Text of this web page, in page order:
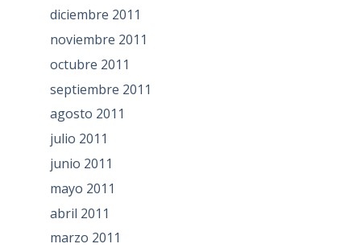
diciembre 2011
noviembre 2011
octubre 2011
septiembre 2011
agosto 2011
julio 2011
junio 2011
mayo 2011
abril 2011
marzo 2011